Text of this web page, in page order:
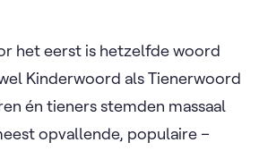
het eerst is hetzelfde woord
Kinderwoord als Tienerwoord
én tieners stemden massaal
opvallende, populaire –